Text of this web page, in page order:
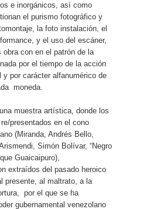
e inorgánicos, así como
el purismo fotográfico y
la foto instalación, el
y el uso del escáner,
obra con en el patrón de la
por el tiempo de la acción
y por carácter alfanumérico de
moneda.
muestra artística, donde los
presentados en el cono
(Miranda, Andrés Bello,
Simón Bolívar, “Negro
Guaicaipuro),
extraídos del pasado heroico
presente, al maltrato, a la
por el que se ha
gubernamental venezolano